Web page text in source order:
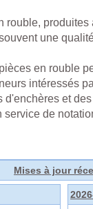
une
en rouble
intéressés
et
de
Mises à jour